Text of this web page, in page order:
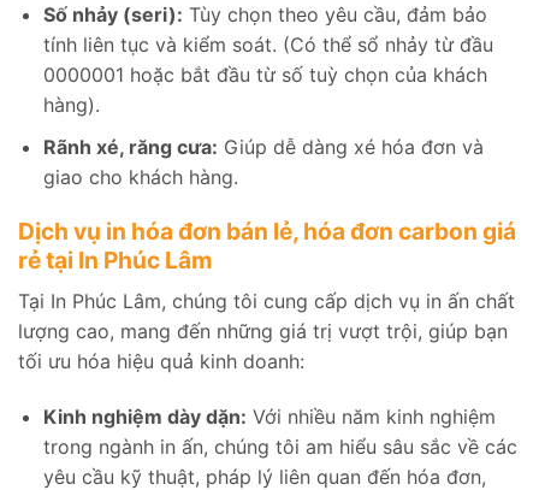
Số nhảy (seri): Tùy chọn theo yêu cầu, đảm bảo
tính liên tục và kiểm soát. (Có thể sổ nhảy từ đầu
0000001 hoặc bắt đầu từ số tuỳ chọn của khách
hàng).
Rãnh xé, răng cưa: Giúp dễ dàng xé hóa đơn và
giao cho khách hàng.
Dịch vụ in hóa đơn bán lẻ, hóa đơn carbon giá
rẻ tại In Phúc Lâm
Tại In Phúc Lâm, chúng tôi cung cấp dịch vụ in ấn chất
lượng cao, mang đến những giá trị vượt trội, giúp bạn
tối ưu hóa hiệu quả kinh doanh:
Kinh nghiệm dày dặn: Với nhiều năm kinh nghiệm
trong ngành in ấn, chúng tôi am hiểu sâu sắc về các
yêu cầu kỹ thuật, pháp lý liên quan đến hóa đơn,